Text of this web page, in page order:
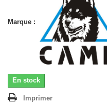
Marque :
En stock
Imprimer